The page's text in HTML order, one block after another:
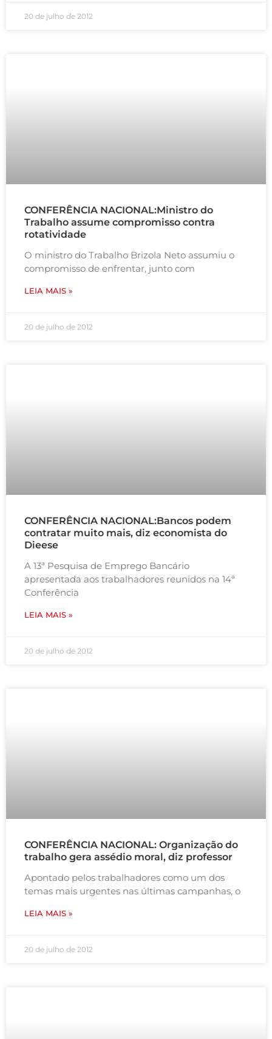
20 de julho de 2012
CONFERÊNCIA NACIONAL:Ministro do
Trabalho assume compromisso contra
rotatividade
O ministro do Trabalho Brizola Neto assumiu o
compromisso de enfrentar, junto com
LEIA MAIS »
20 de julho de 2012
CONFERÊNCIA NACIONAL:Bancos podem
contratar muito mais, diz economista do
Dieese
A 13ª Pesquisa de Emprego Bancário
apresentada aos trabalhadores reunidos na 14ª
Conferência
LEIA MAIS »
20 de julho de 2012
CONFERÊNCIA NACIONAL: Organização do
trabalho gera assédio moral, diz professor
Apontado pelos trabalhadores como um dos
temas mais urgentes nas últimas campanhas, o
LEIA MAIS »
20 de julho de 2012